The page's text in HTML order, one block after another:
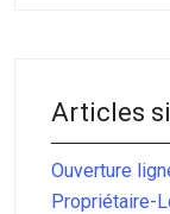
Articles
Ouverture
Propriétaire-